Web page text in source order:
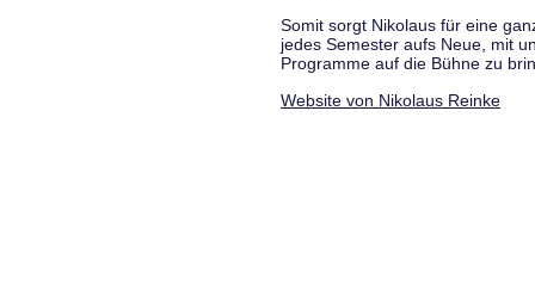
Somit sorgt Nikolaus für eine
jedes Semester aufs Neue, mit
Programme auf die Bühne zu
Website von Nikolaus Reinke